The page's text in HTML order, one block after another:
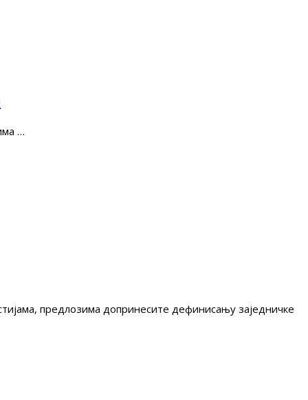
…
предлозима допринесите дефинисању заједничке